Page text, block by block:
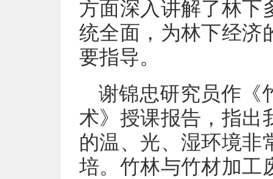
方面深入讲解了林下
统全面，为林下经济
要指导。
谢锦忠研究员作《
术》授课报告，指出
的温、光、湿环境非
培。竹林与竹材加工